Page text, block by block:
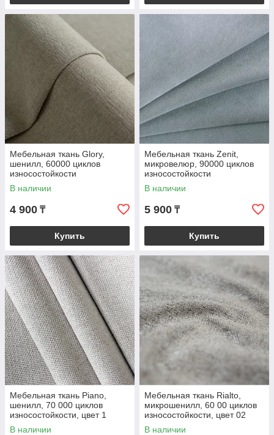
Мебельная ткань Glory,
шенилл, 60000 циклов
износостойкости
В наличии
4 900 ₸
Купить
Мебельная ткань Zenit,
микровелюр, 90000 циклов
износостойкости
В наличии
5 900 ₸
Купить
Мебельная ткань Piano,
шенилл, 70 000 циклов
износостойкости, цвет 1
В наличии
Мебельная ткань Rialto,
микрошенилл, 60 00 циклов
износостойкости, цвет 02
White Quartz
В наличии